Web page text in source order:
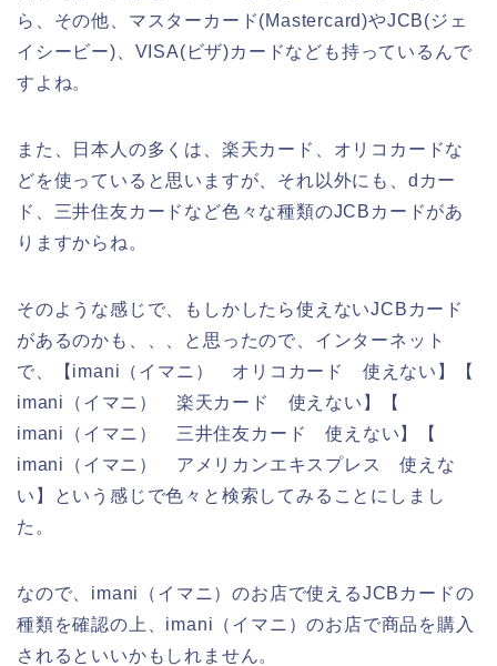
ら、その他、マスターカード(Mastercard)やJCB(ジェ
イシービー)、VISA(ビザ)カードなども持っているんで
すよね。
また、日本人の多くは、楽天カード、オリコカードな
どを使っていると思いますが、それ以外にも、dカー
ド、三井住友カードなど色々な種類のJCBカードがあ
りますからね。
そのような感じで、もしかしたら使えないJCBカード
があるのかも、、、と思ったので、インターネット
で、【imani（イマニ） オリコカード 使えない】【
imani（イマニ） 楽天カード 使えない】【
imani（イマニ） 三井住友カード 使えない】【
imani（イマニ） アメリカンエキスプレス 使えな
い】という感じで色々と検索してみることにしまし
た。
なので、imani（イマニ）のお店で使えるJCBカードの
種類を確認の上、imani（イマニ）のお店で商品を購入
されるといいかもしれません。